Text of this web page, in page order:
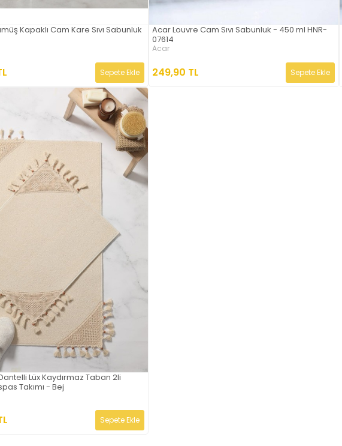
Kapaklı Cam Kare Sıvı Sabunluk
Sepete Ekle
Acar Louvre Cam Sıvı Sabunluk - 450 ml HNR-
07614
Acar
249,90 TL Sepete Ekle
Lüx Kaydırmaz Taban 2li
Takımı - Bej
Sepete Ekle